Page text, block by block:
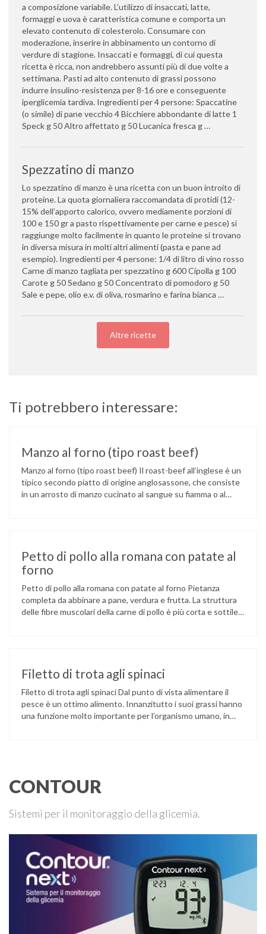
a composizione variabile. L’utilizzo di insaccati, latte,
formaggi e uova è caratteristica comune e comporta un
elevato contenuto di colesterolo. Consumare con
moderazione, inserire in abbinamento un contorno di
verdure di stagione. Insaccati e formaggi, di cui questa
ricetta è ricca, non andrebbero assunti più di due volte a
settimana. Pasti ad alto contenuto di grassi possono
indurre insulino-resistenza per 8-16 ore e conseguente
iperglicemia tardiva. Ingredienti per 4 persone: Spaccatine
(o simile) di pane vecchio 4 Bicchiere abbondante di latte 1
Speck g 50 Altro affettato g 50 Lucanica fresca g …
Spezzatino di manzo
Lo spezzatino di manzo è una ricetta con un buon introito di
proteine. La quota giornaliera raccomandata di protidi (12-
15% dell’apporto calorico, ovvero mediamente porzioni di
100 e 150 gr a pasto rispettivamente per carne e pesce) si
raggiunge molto facilmente in quanto le proteine si trovano
in diversa misura in molti altri alimenti (pasta e pane ad
esempio). Ingredienti per 4 persone: 1/4 di litro di vino rosso
Carne di manzo tagliata per spezzatino g 600 Cipolla g 100
Carote g 50 Sedano g 50 Concentrato di pomodoro g 50
Sale e pepe, olio e.v. di oliva, rosmarino e farina bianca …
Altre ricette
Ti potrebbero interessare:
Manzo al forno (tipo roast beef)
Manzo al forno (tipo roast beef) Il roast-beef all’inglese è un
tipico secondo piatto di origine anglosassone, che consiste
in un arrosto di manzo cucinato al sangue su fiamma o al
Petto di pollo alla romana con patate al
forno
Petto di pollo alla romana con patate al forno Pietanza
completa da abbinare a pane, verdura e frutta. La struttura
delle fibre muscolari della carne di pollo è più corta e sottile
Filetto di trota agli spinaci
Filetto di trota agli spinaci Dal punto di vista alimentare il
pesce è un ottimo alimento. Innanzitutto i suoi grassi hanno
una funzione molto importante per l’organismo umano, in
CONTOUR
Sistemi per il monitoraggio della glicemia.